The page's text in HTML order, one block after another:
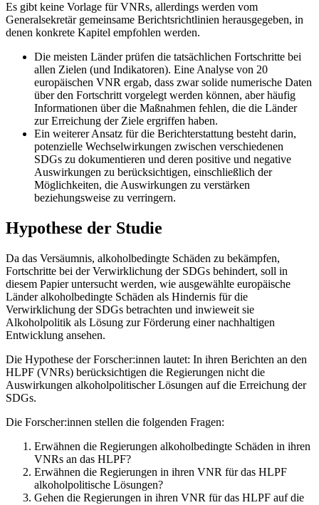
Es gibt keine Vorlage für VNRs, allerdings werden vom
Generalsekretär gemeinsame Berichtsrichtlinien herausgegeben, in
denen konkrete Kapitel empfohlen werden.
Die meisten Länder prüfen die tatsächlichen Fortschritte bei
allen Zielen (und Indikatoren). Eine Analyse von 20
europäischen VNR ergab, dass zwar solide numerische Daten
über den Fortschritt vorgelegt werden können, aber häufig
Informationen über die Maßnahmen fehlen, die die Länder
zur Erreichung der Ziele ergriffen haben.
Ein weiterer Ansatz für die Berichterstattung besteht darin,
potenzielle Wechselwirkungen zwischen verschiedenen
SDGs zu dokumentieren und deren positive und negative
Auswirkungen zu berücksichtigen, einschließlich der
Möglichkeiten, die Auswirkungen zu verstärken
beziehungsweise zu verringern.
Hypothese der Studie
Da das Versäumnis, alkoholbedingte Schäden zu bekämpfen,
Fortschritte bei der Verwirklichung der SDGs behindert, soll in
diesem Papier untersucht werden, wie ausgewählte europäische
Länder alkoholbedingte Schäden als Hindernis für die
Verwirklichung der SDGs betrachten und inwieweit sie
Alkoholpolitik als Lösung zur Förderung einer nachhaltigen
Entwicklung ansehen.
Die Hypothese der Forscher:innen lautet: In ihren Berichten an den
HLPF (VNRs) berücksichtigen die Regierungen nicht die
Auswirkungen alkoholpolitischer Lösungen auf die Erreichung der
SDGs.
Die Forscher:innen stellen die folgenden Fragen:
Erwähnen die Regierungen alkoholbedingte Schäden in ihren
VNRs an das HLPF?
Erwähnen die Regierungen in ihren VNR für das HLPF
alkoholpolitische Lösungen?
Gehen die Regierungen in ihren VNR für das HLPF auf die